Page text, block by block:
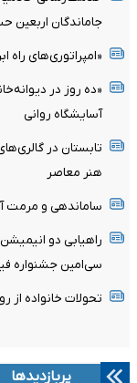
جاماندگان اربعین
«امپراتوری‌های راه
«ده روز در
آسایشگاه روانی
تابستان در
هنر معاصر
ساماندهی و مرمت
راهیابی دو
سی‌امین جشنواره
تحولات خانواده از
پربازدیدها